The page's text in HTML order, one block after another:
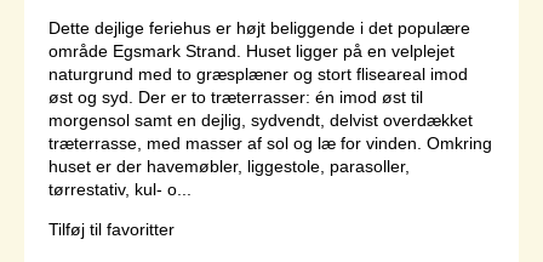
Dette dejlige feriehus er højt beliggende i det populære
område Egsmark Strand. Huset ligger på en velplejet
naturgrund med to græsplæner og stort fliseareal imod
øst og syd. Der er to træterrasser: én imod øst til
morgensol samt en dejlig, sydvendt, delvist overdækket
træterrasse, med masser af sol og læ for vinden. Omkring
huset er der havemøbler, liggestole, parasoller,
tørrestativ, kul- o...
Tilføj til favoritter